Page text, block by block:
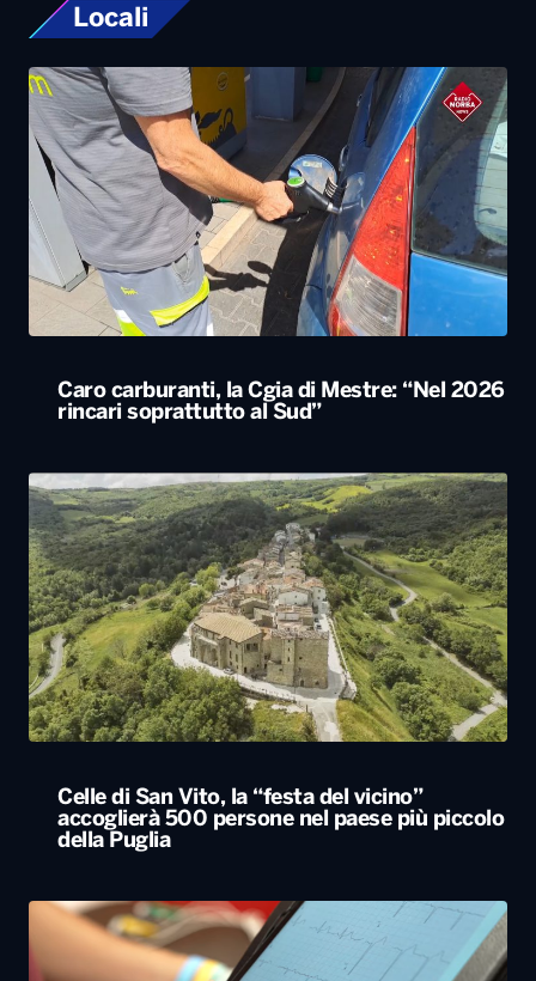
Locali
Caro carburanti, la Cgia di Mestre: “Nel 2026
rincari soprattutto al Sud”
Celle di San Vito, la “festa del vicino”
accoglierà 500 persone nel paese più piccolo
della Puglia